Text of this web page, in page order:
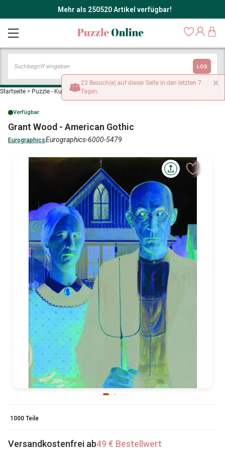
Mehr als 250520 Artikel verfügbar!
LOS
Startseite > Puzzle - Kunst >Grant Wood - American Gothic
Verfügbar
Grant Wood - American Gothic
EurographicsEurographics-6000-5479
1000 Teile
Versandkostenfrei ab49 € Bestellwert
×
23 Besuch(e) auf dieser Seite in den letzten 7
Tagen.